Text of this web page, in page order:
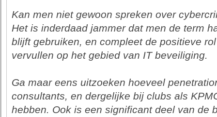
Kan men niet gewoon spreken over
Het is inderdaad jammer dat men de term
blijft gebruiken, en compleet de positieve
vervullen op het gebied van IT beveiliging.
Ga maar eens uitzoeken hoeveel
consultants, en dergelijke bij clubs als
hebben. Ook is een significant deel van de